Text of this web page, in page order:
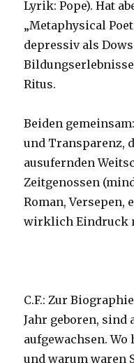
Lyrik: Pope). Hat
„Metaphysical
depressiv als
Ritus.
Beiden
und Transparenz,
ausufernden
Zeitgenossen
Roman, Versepen,
wirklich Eindruck
C.F.: Zur
Jahr geboren, sind
aufgewachsen.
und warum waren